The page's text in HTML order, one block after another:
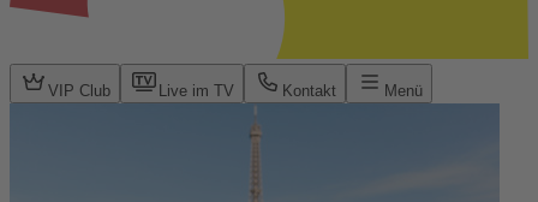
VIP Club Live im TV Kontakt Menü